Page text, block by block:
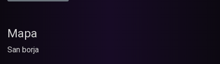
Mapa
San borja